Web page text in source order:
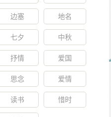
边塞 地名
七夕 中秋
抒情 爱国
思念 爱情
读书 惜时